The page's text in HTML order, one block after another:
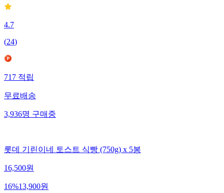
4.7
(24)
717적립
무료배송
3,936명구매중
롯데 기린이네 토스트 식빵 (750g) x 5봉
16,500원
16%13,900원